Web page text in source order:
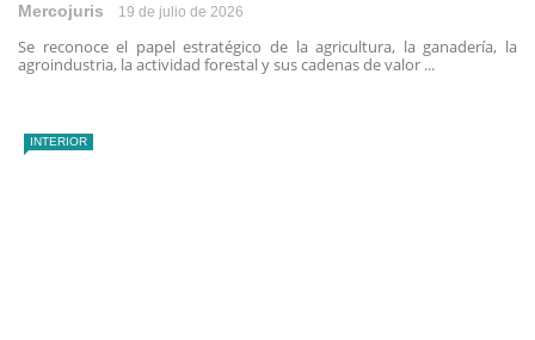
Mercojuris 19 de julio de 2026
Se reconoce el papel estratégico de la agricultura, la ganadería, la
agroindustria, la actividad forestal y sus cadenas de valor ...
INTERIOR